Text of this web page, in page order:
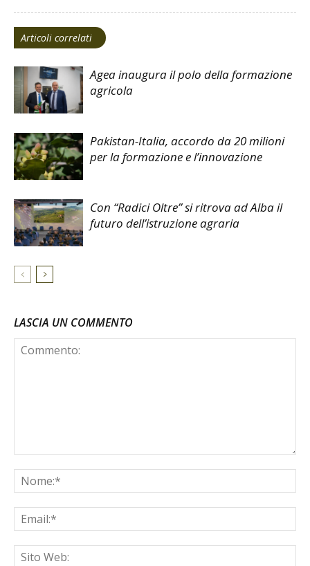
Articoli correlati
Agea inaugura il polo della formazione
agricola
Pakistan-Italia, accordo da 20 milioni
per la formazione e l’innovazione
Con “Radici Oltre” si ritrova ad Alba il
futuro dell’istruzione agraria
LASCIA UN COMMENTO